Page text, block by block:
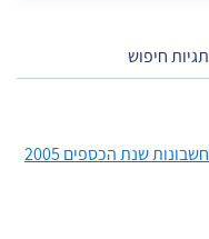
תגיות חיפוש